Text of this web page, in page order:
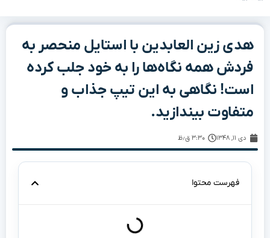
هدی زین العابدین با استایل منحصر به
فردش همه نگاه‌ها را به خود جلب کرده
است! نگاهی به این تیپ جذاب و
متفاوت بیندازید.
دی ۱۱, ۱۳۴۸ ۳:۳۰ ق٫ظ
فهرست محتوا